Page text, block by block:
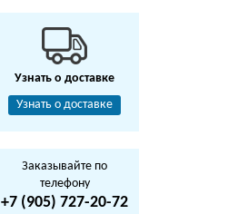
Узнать о доставке
Узнать о доставке
Заказывайте по
телефону
+7 (905) 727-20-72